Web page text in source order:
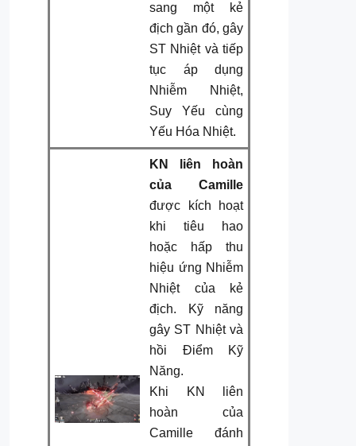
sang một kẻ
địch gần đó, gây
ST Nhiệt và tiếp
tục áp dụng
Nhiễm Nhiệt,
Suy Yếu cùng
Yếu Hóa Nhiệt.
KN liên hoàn
của Camille
được kích hoạt
khi tiêu hao
hoặc hấp thu
hiệu ứng Nhiễm
Nhiệt của kẻ
địch. Kỹ năng
gây ST Nhiệt và
hồi Điểm Kỹ
Năng.
Khi KN liên
hoàn của
Camille đánh